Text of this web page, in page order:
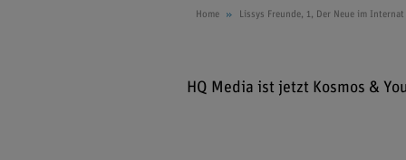
Home Lissys Freunde, 1, Der Neue im Internat
HQ Media ist jetzt Kosmos &